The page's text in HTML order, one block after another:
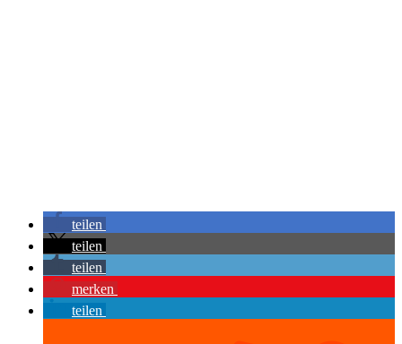
teilen
teilen
teilen
merken
teilen